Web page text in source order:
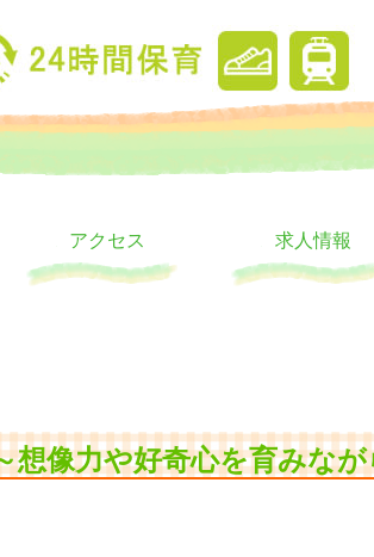
アクセス 求人情報
想像力や好奇心を育みな